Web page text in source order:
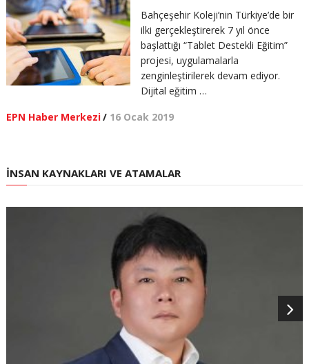
Bahçeşehir Koleji’nin Türkiye’de bir
ilki gerçekleştirerek 7 yıl önce
başlattığı “Tablet Destekli Eğitim”
projesi, uygulamalarla
zenginleştirilerek devam ediyor.
Dijital eğitim …
EPN Haber Merkezi/ 16 Ocak 2019
İNSAN KAYNAKLARI VE ATAMALAR